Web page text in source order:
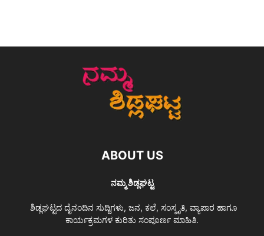
ABOUT US
ನಮ್ಮ ಶಿಡ್ಲಘಟ್ಟ
ಶಿಡ್ಲಘಟ್ಟದ ದೈನಂದಿನ ಸುದ್ದಿಗಳು, ಜನ, ಕಲೆ, ಸಂಸ್ಕೃತಿ, ವ್ಯಾಪಾರ ಹಾಗೂ
ಕಾರ್ಯಕ್ರಮಗಳ ಕುರಿತು ಸಂಪೂರ್ಣ ಮಾಹಿತಿ.